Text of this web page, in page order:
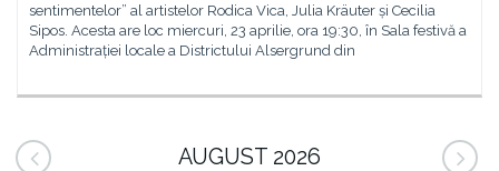
sentimentelor” al artistelor Rodica Vica, Julia Kräuter și Cecilia
Sipos. Acesta are loc miercuri, 23 aprilie, ora 19:30, în Sala festivă a
Administrației locale a Districtului Alsergrund din
AUGUST 2026